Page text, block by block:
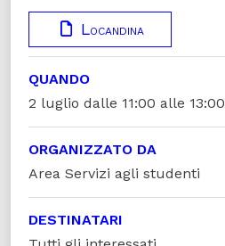
Locandina
QUANDO
2 luglio dalle 11:00 alle 13:00
ORGANIZZATO DA
Area Servizi agli studenti
DESTINATARI